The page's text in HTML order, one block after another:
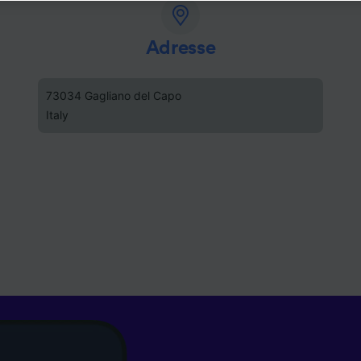
Adresse
73034 Gagliano del Capo
Italy
en cliquant ci-dessous ou à tout moment sur la page de la
de confidentialité. Ces préférences seront signalées à nos
et n’affecteront pas les données de navigation. Vos
ainsi que nos partenaires externes, traitent des